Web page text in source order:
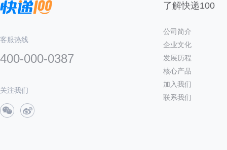
客服热线
400-000-0387
关注我们
了解快递100
公司简介
企业文化
发展历程
核心产品
加入我们
联系我们